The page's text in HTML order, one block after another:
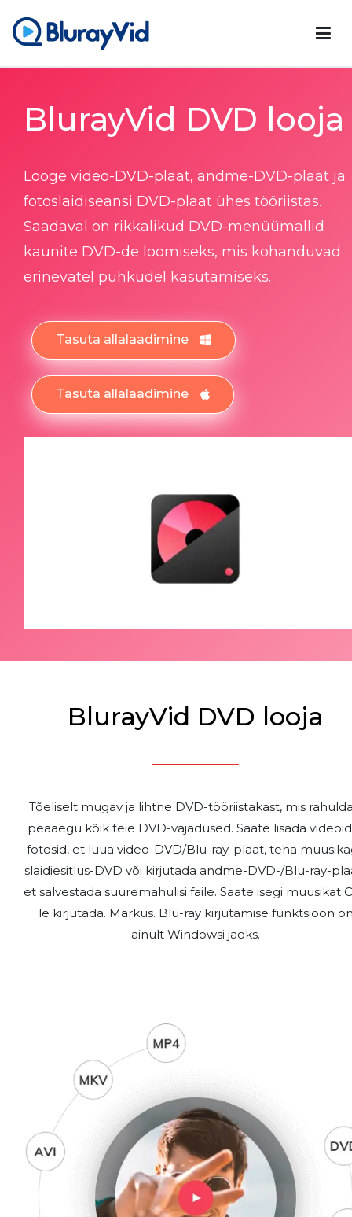
BlurayVid
BlurayVid DVD looja
Looge video-DVD-plaat, andme-DVD-plaat ja
fotoslaidiseansi DVD-plaat ühes tööriistas.
Saadaval on rikkalikud DVD-menüümallid
kaunite DVD-de loomiseks, mis kohanduvad
erinevatel puhkudel kasutamiseks.
Tasuta allalaadimine
Tasuta allalaadimine
BlurayVid DVD looja
Tõeliselt mugav ja lihtne DVD-tööriistakast, mis
peaaegu kõik teie DVD-vajadused. Saate lisada
fotosid, et luua video-DVD/Blu-ray-plaat, teha
slaidiesitlus-DVD või kirjutada andme-DVD-/Blu-ray-
et salvestada suuremahulisi faile. Saate isegi muusikat
le kirjutada. Märkus. Blu-ray kirjutamise funktsioon
ainult Windowsi jaoks.